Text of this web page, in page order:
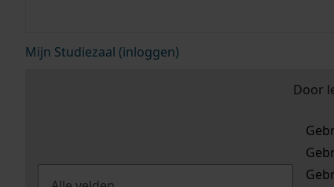
Mijn Studiezaal (inloggen)
Door